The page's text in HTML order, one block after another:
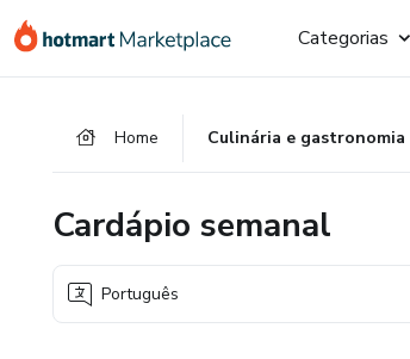
para
para
para
Categorias
Home Culinária e gastronomia
Cardápio semanal
Português